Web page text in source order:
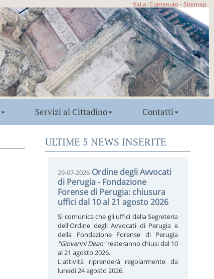
Vai al Contenuto-Sitemap
Servizi al Cittadino Contatti
ULTIME 5 NEWS INSERITE
29-07-2026 Ordine degli Avvocati
di Perugia - Fondazione
Forense di Perugia: chiusura
uffici dal 10 al 21 agosto 2026
Si comunica che gli uffici della Segreteria
dell'Ordine degli Avvocati di Perugia e
della Fondazione Forense di Perugia
"Giovanni Dean"resteranno chiusi dal 10
al 21 agosto 2026.
L'attività riprenderà regolarmente da
lunedì 24 agosto 2026.